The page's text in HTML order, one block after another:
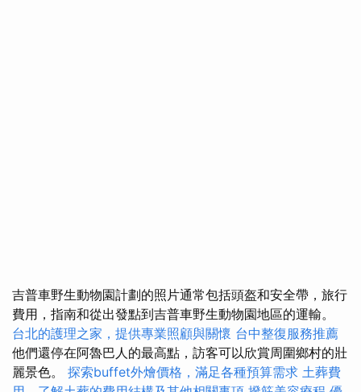
吉普車野生動物園計劃的照片通常包括頭盔和安全帶，旅行
費用，指南和從出發點到吉普車野生動物園地區的運輸。
台北的護理之家，提供專業照顧與關懷 台中整復服務推薦
他們還停在阿魯巴人的最高點，訪客可以欣賞周圍鄉村的壯
麗景色。 探索buffet外燴價格，滿足各種預算需求 土葬費